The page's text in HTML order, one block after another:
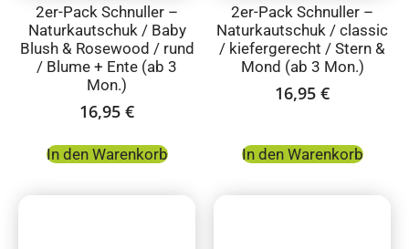
2er-Pack Schnuller –
Naturkautschuk / Baby
Blush & Rosewood / rund
/ Blume + Ente (ab 3
Mon.)
16,95 €
In den Warenkorb
2er-Pack Schnuller –
Naturkautschuk / classic
/ kiefergerecht / Stern &
Mond (ab 3 Mon.)
16,95 €
In den Warenkorb